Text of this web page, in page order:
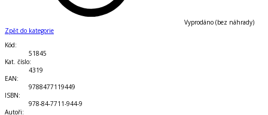
Vyprodáno (bez náhrady)
Zpět do kategorie
Kód:
51845
Kat. číslo:
4319
EAN:
9788477119449
ISBN:
978-84-7711-944-9
Autoři: